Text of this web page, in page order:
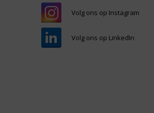
Volg ons op Instagram
Volg ons op LinkedIn